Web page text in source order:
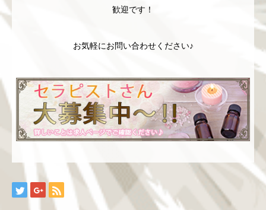
歓迎です！
お気軽にお問い合わせください♪